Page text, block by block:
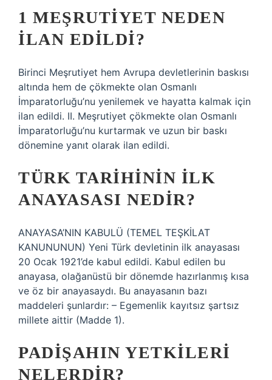
1 MEŞRUTIYET NEDEN
ILAN EDILDI?
Birinci Meşrutiyet hem Avrupa devletlerinin baskısı
altında hem de çökmekte olan Osmanlı
İmparatorluğu’nu yenilemek ve hayatta kalmak için
ilan edildi. II. Meşrutiyet çökmekte olan Osmanlı
İmparatorluğu’nu kurtarmak ve uzun bir baskı
dönemine yanıt olarak ilan edildi.
TÜRK TARIHININ ILK
ANAYASASI NEDIR?
ANAYASA’NIN KABULÜ (TEMEL TEŞKİLAT
KANUNUNUN) Yeni Türk devletinin ilk anayasası
20 Ocak 1921’de kabul edildi. Kabul edilen bu
anayasa, olağanüstü bir dönemde hazırlanmış kısa
ve öz bir anayasaydı. Bu anayasanın bazı
maddeleri şunlardır: – Egemenlik kayıtsız şartsız
millete aittir (Madde 1).
PADIŞAHIN YETKILERI
NELERDIR?